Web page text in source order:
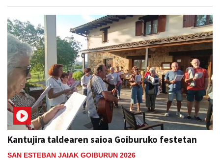
Kantujira taldearen saioa Goiburuko festetan
SAN ESTEBAN JAIAK GOIBURUN 2026